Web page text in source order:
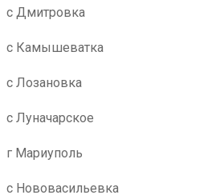
с Дмитровка
с Камышеватка
с Лозановка
с Луначарское
г Мариуполь
с Нововасильевка